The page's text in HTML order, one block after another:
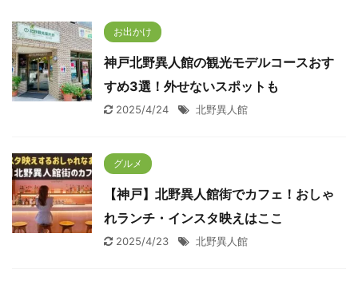
お出かけ
神戸北野異人館の観光モデルコースおす
すめ3選！外せないスポットも
2025/4/24 北野異人館
グルメ
【神戸】北野異人館街でカフェ！おしゃ
れランチ・インスタ映えはここ
2025/4/23 北野異人館